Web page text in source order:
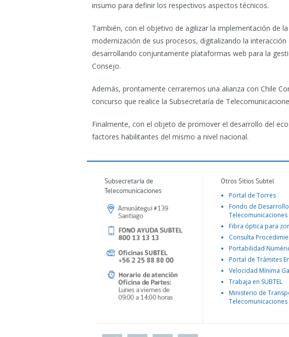
insumo para definir los respectivos aspectos técnicos.
También, con el objetivo de agilizar la implementación de
modernización de sus procesos, digitalizando la
desarrollando conjuntamente plataformas web para la
Consejo.
Además, prontamente cerraremos una alianza con Chile
concurso que realice la Subsecretaría de
Finalmente, con el objeto de promover el desarrollo del
factores habilitantes del mismo a nivel nacional.
Subsecretaría de
Telecomunicaciones
Otros Sitios Subtel
Portal de Torres
Fondo de
Telecomunicaciones
Fibra óptica para
Consulta
Portabilidad
Portal de Trámites
Velocidad Mínima
Trabaja en SUBTEL
Ministerio de
Telecomunicaciones